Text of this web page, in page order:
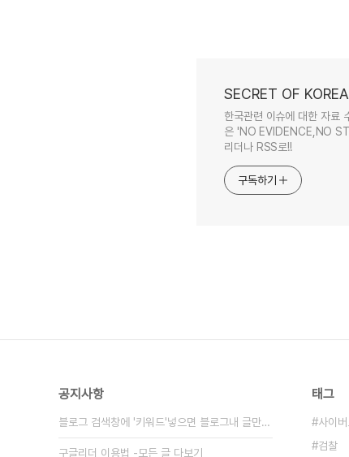
SECRET OF KOREA
한국관련 이슈에 대한 자료
은 'NO EVIDENCE,NO
리더나 RSS로!!
구독하기
공지사항
블로그 검색창에 '키워드'넣으면 블로그내 글만 검색
구글리더 이용법 -모든 글 다보기
태그
사이
검찰